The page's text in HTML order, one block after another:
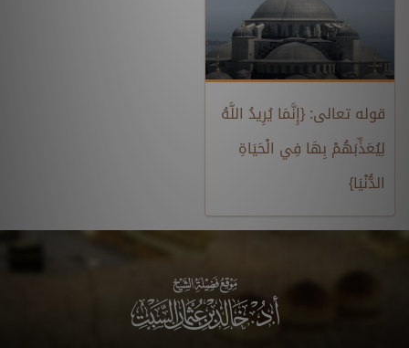
قوله تعالى: {إِنَّمَا يُرِيدُ اللَّهُ
لِيُعَذِّبَهُمْ بِهَا فِي الْحَيَاةِ
الدُّنْيَا}